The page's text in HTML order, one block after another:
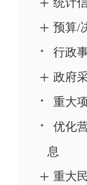
预算/
行政
政府
重大
优化
息
重大